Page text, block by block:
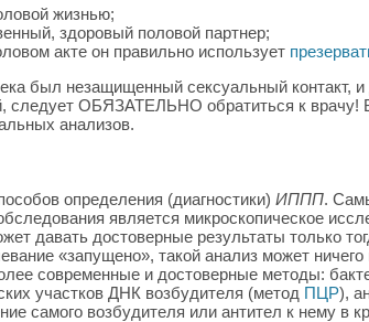
жизнью;
здоровый половой партнер;
акте он правильно использует
был незащищенный сексуальный контакт, и
следует ОБЯЗАТЕЛЬНО обратиться к врачу!
анализов.
определения (диагностики) ИППП.
является микроскопическое
давать достоверные результаты только
«запущено», такой анализ может ничего
современные и достоверные методы:
участков ДНК возбудителя (метод ПЦР),
самого возбудителя или антител к нему в